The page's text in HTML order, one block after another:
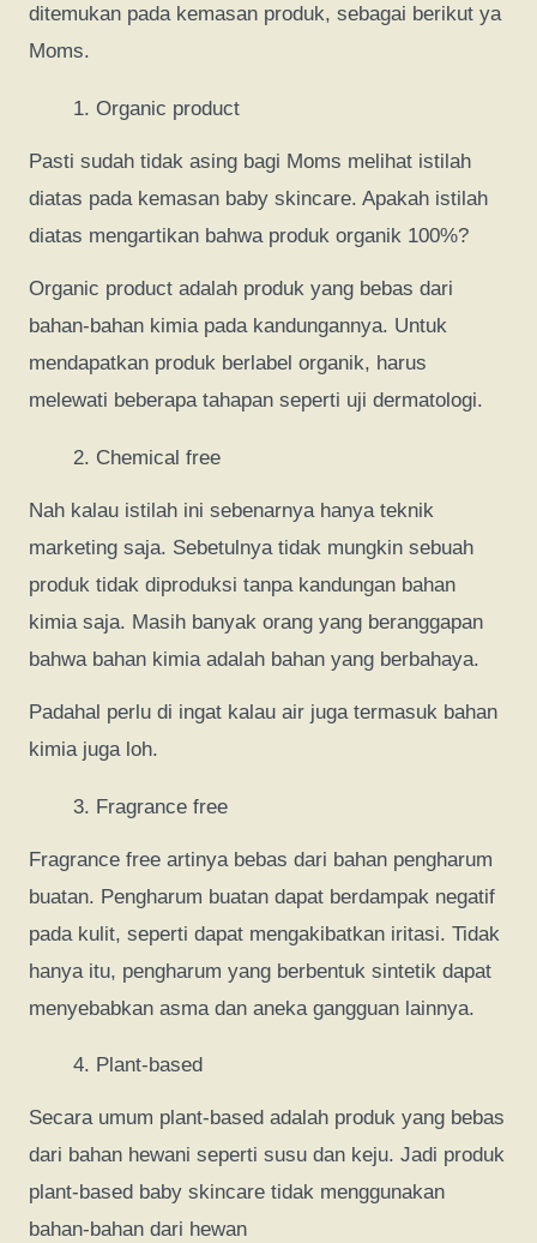
ditemukan pada kemasan produk, sebagai berikut ya
Moms.
Organic product
Pasti sudah tidak asing bagi Moms melihat istilah
diatas pada kemasan baby skincare. Apakah istilah
diatas mengartikan bahwa produk organik 100%?
Organic product adalah produk yang bebas dari
bahan-bahan kimia pada kandungannya. Untuk
mendapatkan produk berlabel organik, harus
melewati beberapa tahapan seperti uji dermatologi.
Chemical free
Nah kalau istilah ini sebenarnya hanya teknik
marketing saja. Sebetulnya tidak mungkin sebuah
produk tidak diproduksi tanpa kandungan bahan
kimia saja. Masih banyak orang yang beranggapan
bahwa bahan kimia adalah bahan yang berbahaya.
Padahal perlu di ingat kalau air juga termasuk bahan
kimia juga loh.
Fragrance free
Fragrance free artinya bebas dari bahan pengharum
buatan. Pengharum buatan dapat berdampak negatif
pada kulit, seperti dapat mengakibatkan iritasi. Tidak
hanya itu, pengharum yang berbentuk sintetik dapat
menyebabkan asma dan aneka gangguan lainnya.
Plant-based
Secara umum plant-based adalah produk yang bebas
dari bahan hewani seperti susu dan keju. Jadi produk
plant-based baby skincare tidak menggunakan
bahan-bahan dari hewan